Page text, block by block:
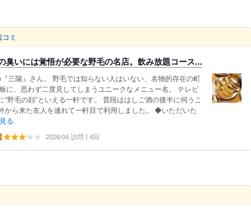
ミ
臭いには覚悟が必要な野毛の名店。飲み放題コース...
三陽』さん。 野毛では知らない人はいない、名物的存在の町
に、思わず二度見してしまうユニークなメニュー名。 テレビ
野毛の顔”といえる一軒です。 普段ははしご酒の後半に伺うこ
から来た友人を連れて一軒目で利用しました。 ◆いただいた
る
2026/04 訪問 4回